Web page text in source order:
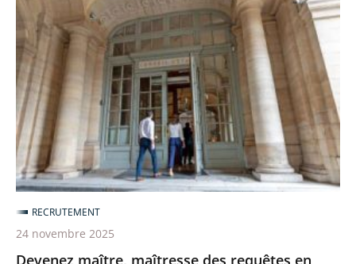
maître,
maîtresse
des
requêtes
en
service
extraordinaire
«
voie
action
publique
Devenez maître, maîtresse des requêtes en
RECRUTEMENT
24 novembre 2025